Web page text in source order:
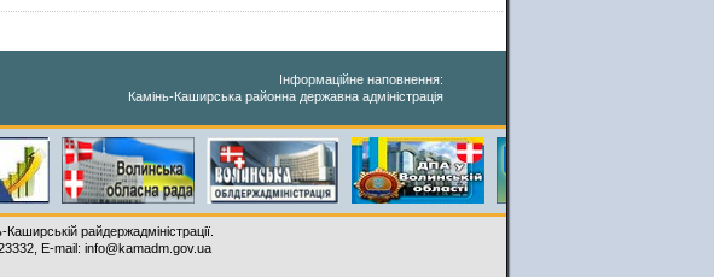
Інформаційне наповнення:
Камінь-Каширська районна державна адміністрація
райдержадміністрації.
E-mail: info@kamadm.gov.ua